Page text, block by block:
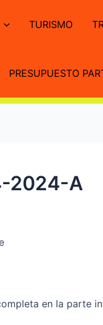
TURISMO
PRESUPUESTO
2024-A
en la parte